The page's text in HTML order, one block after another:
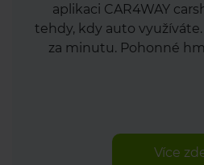
aplikaci CAR4WAY
tehdy, kdy auto
za minutu. Pohonné
Více